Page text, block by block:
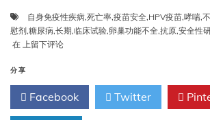
自身免疫性疾病,死亡率,疫苗安全,HPV疫苗,哮喘,
慰剂,糖尿病,长期,临床试验,卵巢功能不全,抗原,安全性
在 是
有
任
何
关
上留下评论
分享
Facebook Twitter